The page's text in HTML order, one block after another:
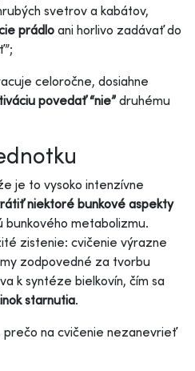
svetrov a kabátov,
prádlo ani horlivo zadávať do
celoročne, dosiahne
povedať “nie” druhému
je to vysoko intenzívne
niektoré bunkové aspekty
bunkového metabolizmu.
zistenie: cvičenie výrazne
zodpovedné za tvorbu
k syntéze bielkovín, čím sa
starnutia.
na cvičenie nezanevrieť